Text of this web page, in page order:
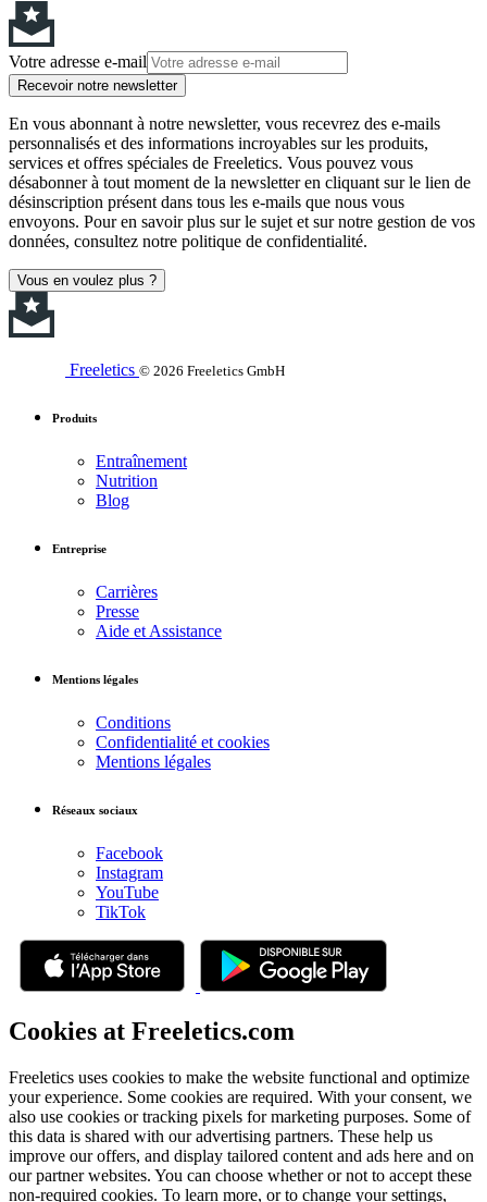
Votre adresse e-mail
Recevoir notre newsletter
En vous abonnant à notre newsletter, vous recevrez des e-mails
personnalisés et des informations incroyables sur les produits,
services et offres spéciales de Freeletics. Vous pouvez vous
désabonner à tout moment de la newsletter en cliquant sur le lien de
désinscription présent dans tous les e-mails que nous vous
envoyons. Pour en savoir plus sur le sujet et sur notre gestion de vos
données, consultez notre politique de confidentialité.
Vous en voulez plus ?
Freeletics © 2026 Freeletics GmbH
Produits
Entraînement
Nutrition
Blog
Entreprise
Carrières
Presse
Aide et Assistance
Mentions légales
Conditions
Confidentialité et cookies
Mentions légales
Réseaux sociaux
Facebook
Instagram
YouTube
TikTok
Cookies at Freeletics.com
Freeletics uses cookies to make the website functional and optimize
your experience. Some cookies are required. With your consent, we
also use cookies or tracking pixels for marketing purposes. Some of
this data is shared with our advertising partners. These help us
improve our offers, and display tailored content and ads here and on
our partner websites. You can choose whether or not to accept these
non-required cookies. To learn more, or to change your settings,